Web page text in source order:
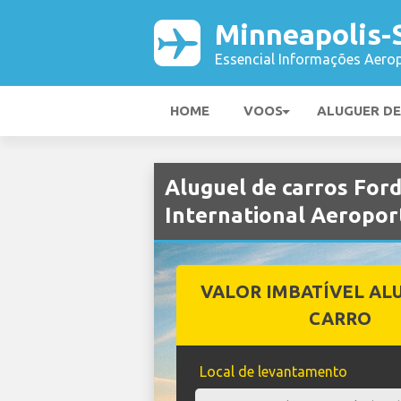
Essencial Informações
HOME VOOS ALUGUER
Aluguel de carros
International
VALOR IMBATÍVEL
CARRO
Local de levantamento